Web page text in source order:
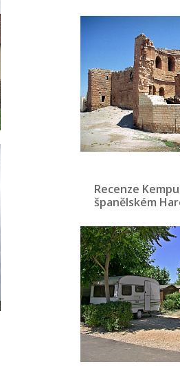
Recenze
španělském